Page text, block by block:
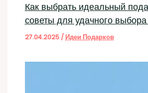
Как выбрать идеальный
советы для удачного
27.04.2025 / Идеи Подарков